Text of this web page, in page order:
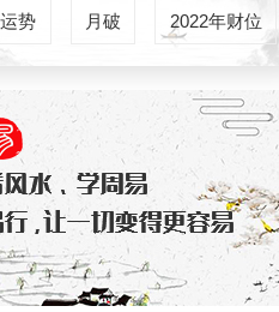
势 月破 2022年财位